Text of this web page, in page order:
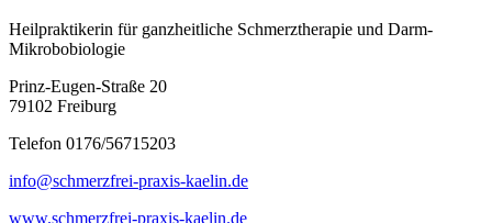
Heilpraktikerin für ganzheitliche Schmerztherapie und Darm-
Mikrobobiologie
Prinz-Eugen-Straße 20
79102 Freiburg
Telefon 0176/56715203
info@schmerzfrei-praxis-kaelin.de
www.schmerzfrei-praxis-kaelin.de